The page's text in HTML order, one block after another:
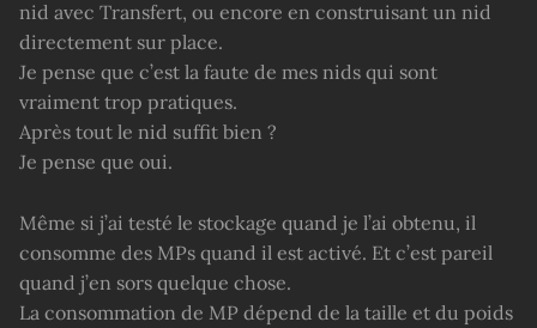
nid avec Transfert, ou encore en construisant un nid
directement sur place.
Je pense que c’est la faute de mes nids qui sont
vraiment trop pratiques.
Après tout le nid suffit bien ?
Je pense que oui.
Même si j’ai testé le stockage quand je l’ai obtenu, il
consomme des MPs quand il est activé. Et c’est pareil
quand j’en sors quelque chose.
La consommation de MP dépend de la taille et du poids